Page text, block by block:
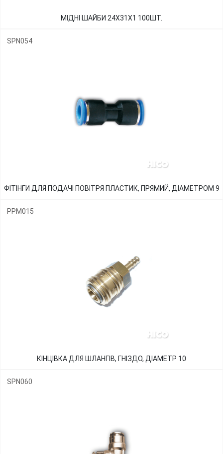
МІДНІ ШАЙБИ 24Х31Х1 100ШТ.
SPN054
ФІТІНГИ ДЛЯ ПОДАЧІ ПОВІТРЯ ПЛАСТИК, ПРЯМИЙ, ДІАМЕТРОМ 9
PPM015
КІНЦІВКА ДЛЯ ШЛАНГІВ, ГНІЗДО, ДІАМЕТР 10
SPN060